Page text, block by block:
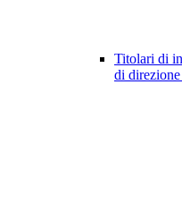
Titolari di
di